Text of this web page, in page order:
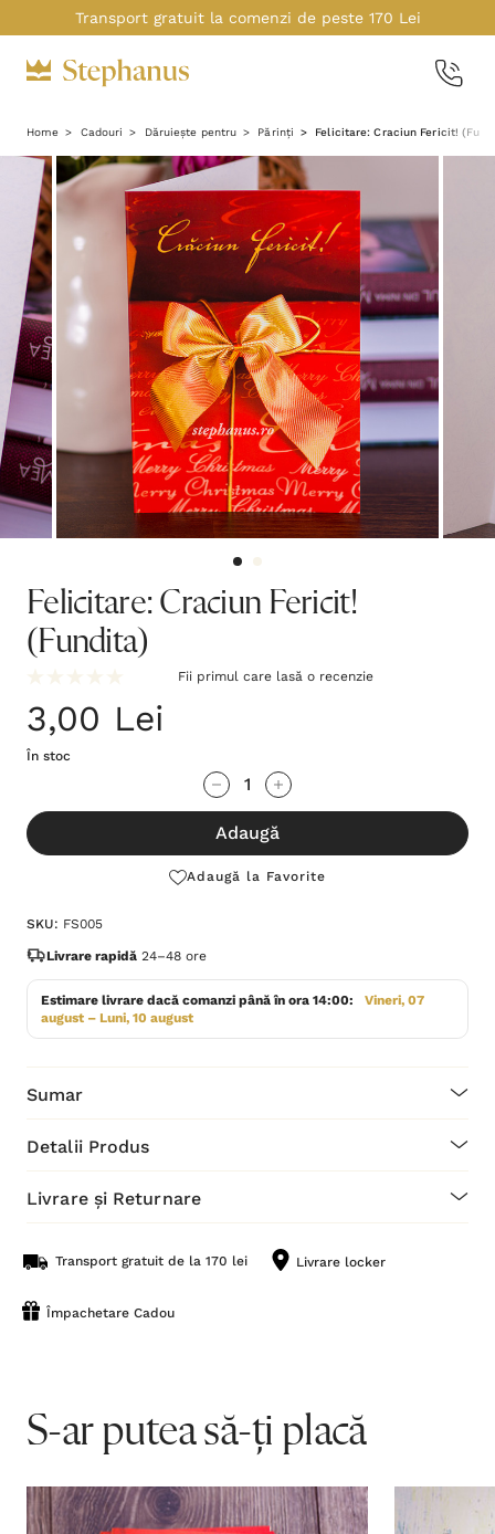
Transport gratuit la comenzi de peste 170 Lei
Home Cadouri Dăruiește pentru Părinți Felicitare: Craciun Fericit!
Felicitare: Craciun Fericit!
(Fundita)
Fii primul care lasă o recenzie
3,00 Lei
În stoc
te!
Stocul
Adaugă
Adaugă la Favorite
SKU: FS005
Livrare rapidă 24–48 ore
Estimare livrare dacă comanzi până în ora 14:00:
Vineri, 07
august – Luni, 10 august
Sumar
Detalii Produs
Livrare și Returnare
Transport gratuit de la 170 lei Livrare locker
Împachetare Cadou
S-ar putea să-ți placă